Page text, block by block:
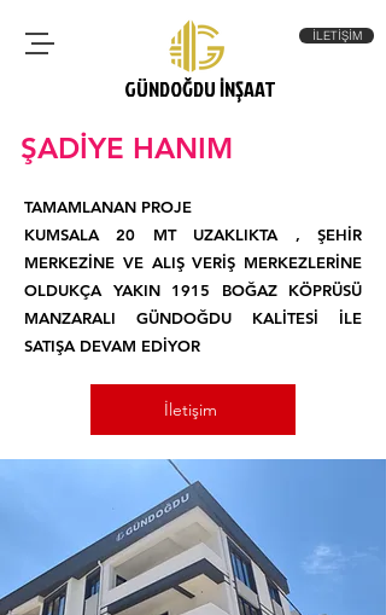
İLETİŞİM
GÜNDOĞDU İNŞAAT
ŞADİYE HANIM
TAMAMLANAN PROJE
KUMSALA 20 MT UZAKLIKTA , ŞEHİR
MERKEZİNE VE ALIŞ VERİŞ MERKEZLERİNE
OLDUKÇA YAKIN 1915 BOĞAZ KÖPRÜSÜ
MANZARALI GÜNDOĞDU KALİTESİ İLE
SATIŞA DEVAM EDİYOR
İletişim